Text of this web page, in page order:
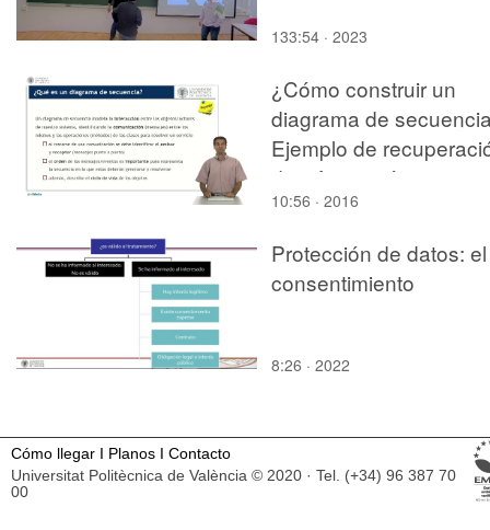
133:54 · 2023
¿Cómo construir un
diagrama de
Ejemplo de
de información
10:56 · 2016
Protección de datos: el
consentimiento
8:26 · 2022
Cómo llegar I Planos I Contacto
Universitat Politècnica de València © 2020 · Tel. (+34) 96 387 70
00